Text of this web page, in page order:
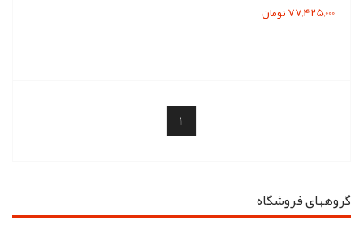
گروههای فروشگاه
77,425,000 تومان
1